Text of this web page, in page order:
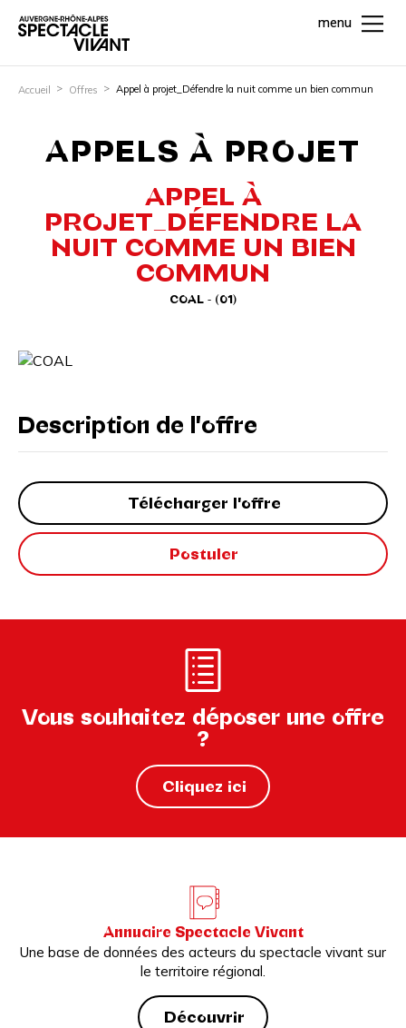
menu
Accueil Offres Appel à projet_Défendre la nuit comme un bien commun
APPELS À PROJET
APPEL À
PROJET_DÉFENDRE LA
NUIT COMME UN BIEN
COMMUN
COAL - (01)
Description de l'offre
Télécharger l'offre
Postuler
Vous souhaitez déposer une offre
?
Cliquez ici
Annuaire Spectacle Vivant
Une base de données des acteurs du spectacle vivant sur
le territoire régional.
Découvrir